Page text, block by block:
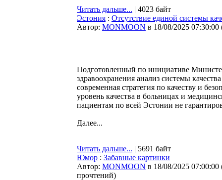
Читать дальше... | 4023 байт
Эстония : Отсутствие единой системы
Автор: MONMOON в 18/08/2025 07:30:00
Подготовленный по инициативе
здравоохранения анализ системы
современная стратегия по качеству и
уровень качества в больницах и
пациентам по всей Эстонии не
Далее...
Читать дальше... | 5691 байт
Юмор : Забавные картинки
Автор: MONMOON в 18/08/2025 07:00:00
прочтений)